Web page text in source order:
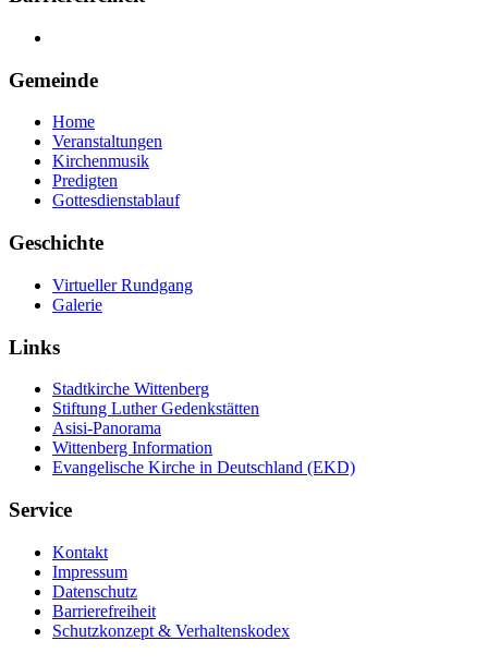
Gemeinde
Home
Veranstaltungen
Kirchenmusik
Predigten
Gottesdienstablauf
Geschichte
Virtueller Rundgang
Galerie
Links
Stadtkirche Wittenberg
Stiftung Luther Gedenkstätten
Asisi-Panorama
Wittenberg Information
Evangelische Kirche in Deutschland (EKD)
Service
Kontakt
Impressum
Datenschutz
Barrierefreiheit
Schutzkonzept & Verhaltenskodex